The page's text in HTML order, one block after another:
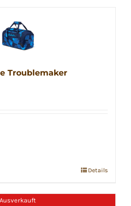
Troublemaker
Details
Ausverkauft